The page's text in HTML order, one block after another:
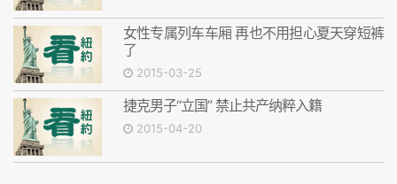
女性专属列车车厢 再也不用担心夏天穿短裤
了
2015-03-25
捷克男子“立国” 禁止共产纳粹入籍
2015-04-20